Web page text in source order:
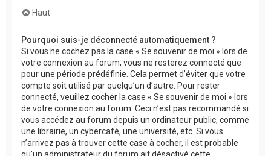
Haut
Pourquoi suis-je déconnecté automatiquement ?
Si vous ne cochez pas la case « Se souvenir de moi » lors de
votre connexion au forum, vous ne resterez connecté que
pour une période prédéfinie. Cela permet d’éviter que votre
compte soit utilisé par quelqu’un d’autre. Pour rester
connecté, veuillez cocher la case « Se souvenir de moi » lors
de votre connexion au forum. Ceci n’est pas recommandé si
vous accédez au forum depuis un ordinateur public, comme
une librairie, un cybercafé, une université, etc. Si vous
n’arrivez pas à trouver cette case à cocher, il est probable